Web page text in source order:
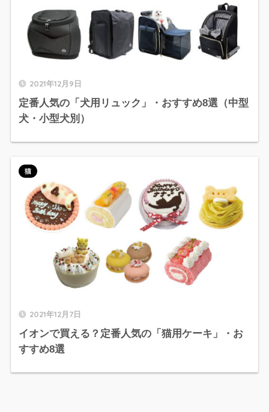
2021年12月9日
定番人気の「犬用リュック」・おすすめ8選（中型
犬・小型犬別）
2021年12月7日
イオンで買える？定番人気の「猫用ケーキ」・お
すすめ8選
猫